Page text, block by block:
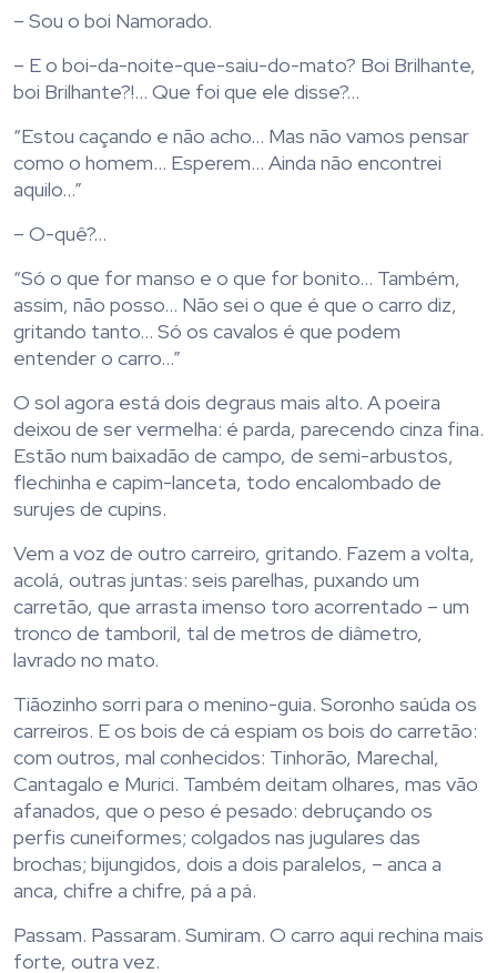
– Sou o boi Namorado.
– E o boi-da-noite-que-saiu-do-mato? Boi Brilhante,
boi Brilhante?!… Que foi que ele disse?…
“Estou caçando e não acho… Mas não vamos pensar
como o homem… Esperem… Ainda não encontrei
aquilo…”
– O-quê?…
“Só o que for manso e o que for bonito… Também,
assim, não posso… Não sei o que é que o carro diz,
gritando tanto… Só os cavalos é que podem
entender o carro…”
O sol agora está dois degraus mais alto. A poeira
deixou de ser vermelha: é parda, parecendo cinza fina.
Estão num baixadão de campo, de semi-arbustos,
flechinha e capim-lanceta, todo encalombado de
surujes de cupins.
Vem a voz de outro carreiro, gritando. Fazem a volta,
acolá, outras juntas: seis parelhas, puxando um
carretão, que arrasta imenso toro acorrentado – um
tronco de tamboril, tal de metros de diâmetro,
lavrado no mato.
Tiãozinho sorri para o menino-guia. Soronho saúda os
carreiros. E os bois de cá espiam os bois do carretão:
com outros, mal conhecidos: Tinhorão, Marechal,
Cantagalo e Murici. Também deitam olhares, mas vão
afanados, que o peso é pesado: debruçando os
perfis cuneiformes; colgados nas jugulares das
brochas; bijungidos, dois a dois paralelos, – anca a
anca, chifre a chifre, pá a pá.
Passam. Passaram. Sumiram. O carro aqui rechina mais
forte, outra vez.